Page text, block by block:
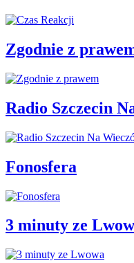
Zgodnie z
Radio Szczecin
Fonosfera
3 minuty ze